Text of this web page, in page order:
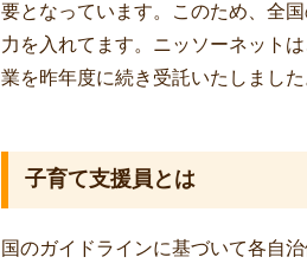
要となっています。このため、全
力を入れてます。ニッソーネット
業を昨年度に続き受託いたしました
子育て支援員とは
国のガイドラインに基づいて各自